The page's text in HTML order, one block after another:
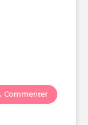
Commenter